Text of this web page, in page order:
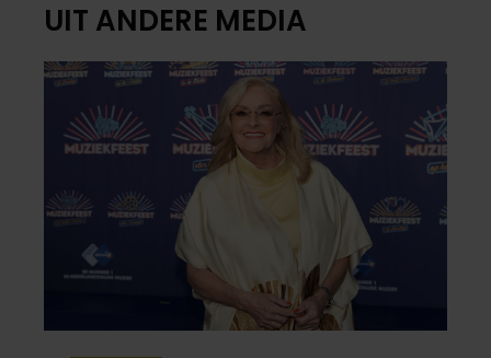
UIT ANDERE MEDIA